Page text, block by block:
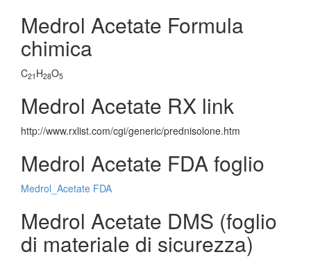
Medrol Acetate Formula
chimica
C21 H28O5
Medrol Acetate RX link
http://www.rxlist.com/cgi/generic/prednisolone.htm
Medrol Acetate FDA foglio
Medrol_Acetate FDA
Medrol Acetate DMS (foglio
di materiale di sicurezza)